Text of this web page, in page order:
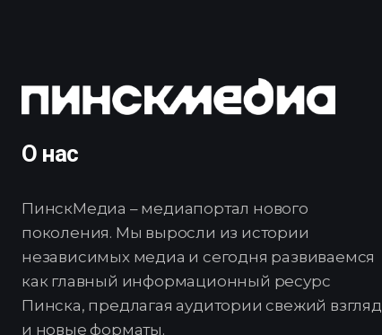
О нас
ПинскМедиа – медиапортал нового
поколения. Мы выросли из истории
независимых медиа и сегодня развиваемся
как главный информационный ресурс
Пинска, предлагая аудитории свежий взгляд
и новые форматы.